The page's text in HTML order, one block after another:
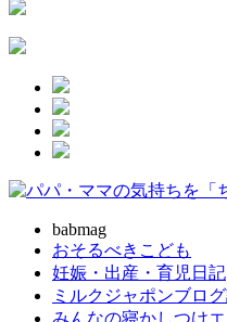
babmag
おそるべきこども
妊娠・出産・育児日記
ミルクジャポンブロ
みんなの寝かしつけ